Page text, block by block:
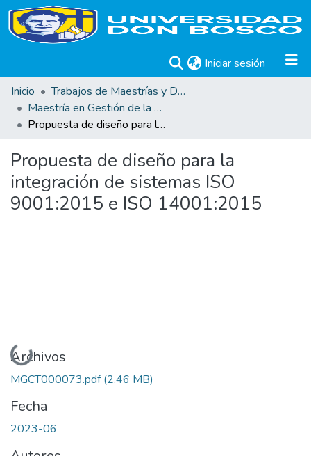
Iniciar sesión (current)
Inicio
Trabajos de Maestrías y Doctorados
Maestría en Gestión de la Calidad
Propuesta de diseño para la integración de sistemas ISO 9001:2015 e ISO 14001:2015
Propuesta de diseño para la
integración de sistemas ISO
9001:2015 e ISO 14001:2015
Cargando...
Archivos
MGCT000073.pdf(2.46 MB)
Fecha
2023-06